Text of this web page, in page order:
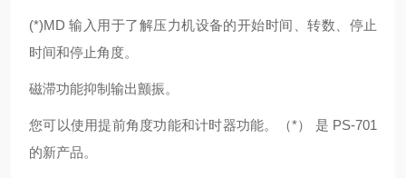
(*)MD 输入用于了解压力机设备的开始时间、转数、停止
时间和停止角度。
磁滞功能抑制输出颤振。
您可以使用提前角度功能和计时器功能。（*） 是 PS-701
的新产品。